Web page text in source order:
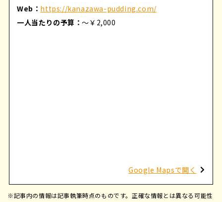
Web： https://kanazawa-pudding.com/
一人当たりの予算：～￥2,000
Google Mapsで開く
※記事内の情報は記事執筆時点のものです。正確な情報とは異なる可能性